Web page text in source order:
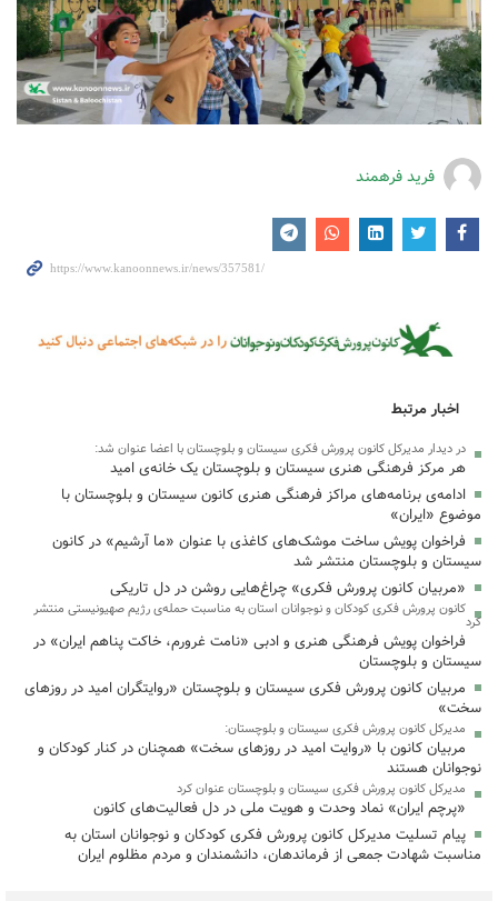
فرید فرهمند
اخبار مرتبط
در دیدار مدیرکل کانون پرورش فکری سیستان و بلوچستان با اعضا عنوان شد:
هر مرکز فرهنگی هنری سیستان و بلوچستان یک خانه‌ی امید
ادامه‌ی برنامه‌های مراکز فرهنگی هنری کانون سیستان و بلوچستان با
موضوع «ایران»
فراخوان پویش ساخت موشک‌های کاغذی با عنوان «ما آرشیم» در کانون
سیستان و بلوچستان منتشر شد
«مربیان کانون پرورش فکری» چراغ‌هایی روشن در دل تاریکی
کانون پرورش فکری کودکان و نوجوانان استان به مناسبت حمله‌ی رژیم صهیونیستی منتشر
کرد
فراخوان پویش فرهنگی هنری و ادبی «نامت غرورم، خاکت پناهم ایران» در
سیستان و بلوچستان
مربیان کانون پرورش فکری سیستان و بلوچستان «روایتگران امید در روزهای
سخت»
مدیرکل کانون پرورش فکری سیستان و بلوچستان:
مربیان کانون با «روایت امید در روزهای سخت» همچنان در کنار کودکان و
نوجوانان هستند
مدیرکل کانون پرورش فکری سیستان و بلوچستان عنوان کرد
«پرچم ایران» نماد وحدت و هویت ملی در دل فعالیت‌های کانون
پیام تسلیت مدیرکل کانون پرورش فکری کودکان و نوجوانان استان به
مناسبت شهادت جمعی از فرماندهان، دانشمندان و مردم مظلوم ایران